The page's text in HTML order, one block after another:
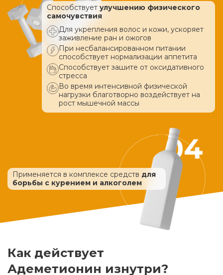
Способствует улучшению физического
самочувствия
Для укрепления волос и кожи, ускоряет
заживление ран и ожогов
При несбалансированном питании
способствует нормализации аппетита
Способствует зашите от оксидативного
стресса
Во время интенсивной физической
нагрузки благотворно воздействует на
рост мышечной массы
Применяется в комплексе средств для
борьбы с курением и алкоголем
Как действует
Адеметионин изнутри?